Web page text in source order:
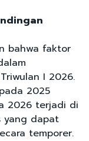
bahwa faktor
I 2026.
2025
2026 terjadi di
yang dapat
temporer.